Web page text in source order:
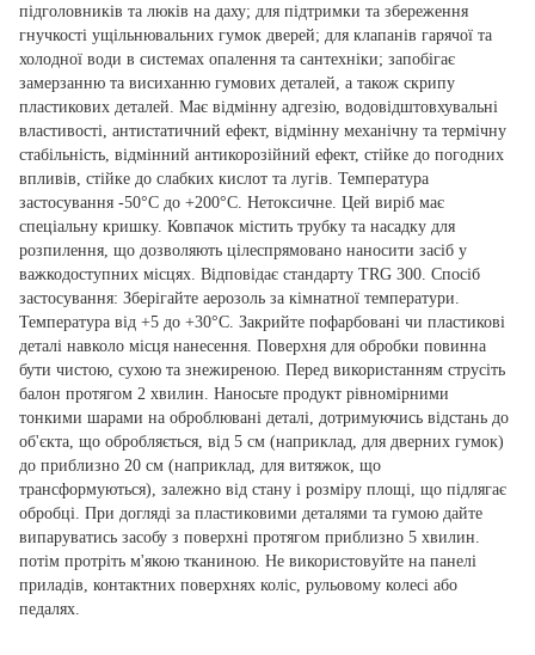
підголовників та люків на даху; для підтримки та збереження
гнучкості ущільнювальних гумок дверей; для клапанів гарячої та
холодної води в системах опалення та сантехніки; запобігає
замерзанню та висиханню гумових деталей, а також скрипу
пластикових деталей. Має відмінну адгезію, водовідштовхувальні
властивості, антистатичний ефект, відмінну механічну та термічну
стабільність, відмінний антикорозійний ефект, стійке до погодних
впливів, стійке до слабких кислот та лугів. Температура
застосування -50°C до +200°C. Нетоксичне. Цей виріб має
спеціальну кришку. Ковпачок містить трубку та насадку для
розпилення, що дозволяють цілеспрямовано наносити засіб у
важкодоступних місцях. Відповідає стандарту TRG 300. Спосіб
застосування: Зберігайте аерозоль за кімнатної температури.
Температура від +5 до +30°C. Закрийте пофарбовані чи пластикові
деталі навколо місця нанесення. Поверхня для обробки повинна
бути чистою, сухою та знежиреною. Перед використанням струсіть
балон протягом 2 хвилин. Наносьте продукт рівномірними
тонкими шарами на оброблювані деталі, дотримуючись відстань до
об'єкта, що обробляється, від 5 см (наприклад, для дверних гумок)
до приблизно 20 см (наприклад, для витяжок, що
трансформуються), залежно від стану і розміру площі, що підлягає
обробці. При догляді за пластиковими деталями та гумою дайте
випаруватись засобу з поверхні протягом приблизно 5 хвилин.
потім протріть м'якою тканиною. Не використовуйте на панелі
приладів, контактних поверхнях коліс, рульовому колесі або
педалях.